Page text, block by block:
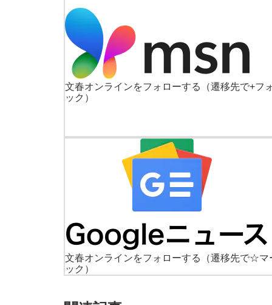
文春オンラインをフォローする
（遷移先で+フ
ック）
文春オンラインをフォローする
（遷移先で☆マ
ック）